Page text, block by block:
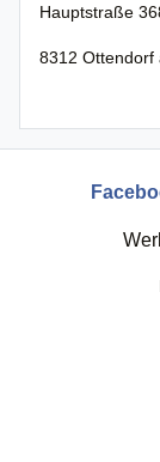
Hauptstraße
8312 Ottendorf